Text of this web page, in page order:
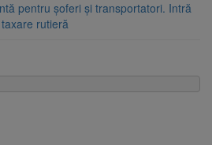
pentru șoferi și transportatori. Intră
rutieră